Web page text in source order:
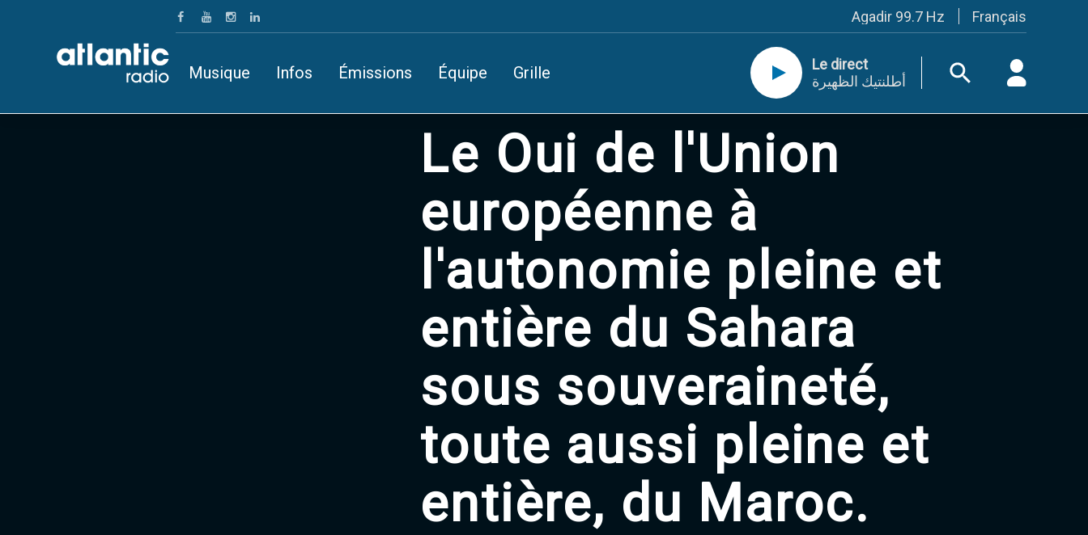
Agadir 99.7 Hz
Tanger 103.3 Hz
Meknès 97.2 Hz
Settat 104,6
Taroudant 104.9
Guelmim 91.9
Tan-Tan 95.2
Casablanca 92.5 Hz
Rabat, Salé 106.9 Hz
Agadir 99.7 Hz
Tanger 103.3 Hz
Tétouan 87.8 Hz
Fès 98.8 Hz
Meknès 97.2 Hz
El Jadida 97.3
Chefchaouen 106.4
Essaouira 96.6
Français
Musique Infos Émissions Équipe Grille
Le direct
أطلنتيك الظهيرة
Le Oui de l'Union
européenne à
l'autonomie pleine et
entière du Sahara
sous souveraineté,
toute aussi pleine et
entière, du Maroc.